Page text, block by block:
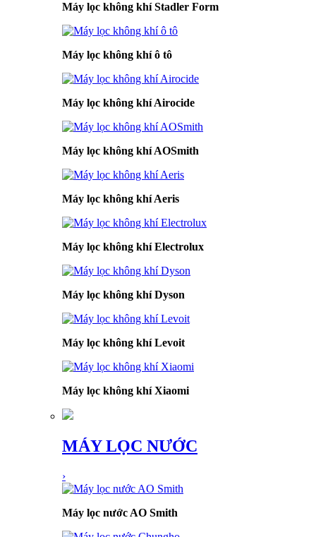
Máy lọc không khí Stadler Form
Máy lọc không khí ô tô
Máy lọc không khí Airocide
Máy lọc không khí AOSmith
Máy lọc không khí Aeris
Máy lọc không khí Electrolux
Máy lọc không khí Dyson
Máy lọc không khí Levoit
Máy lọc không khí Xiaomi
MÁY LỌC NƯỚC
›
Máy lọc nước AO Smith